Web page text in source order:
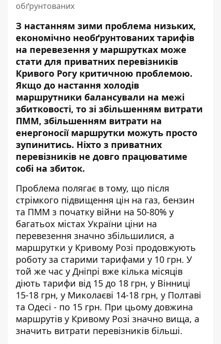
обґрунтованих
З настанням зими проблема низьких,
економічно необґрунтованих тарифів
на перевезення у маршрутках може
стати для приватних перевізників
Кривого Рогу критичною проблемою.
Якщо до настання холодів
маршрутники балансували на межі
збитковості, то зі збільшенням витрати
ПММ, збільшенням витрати на
енергоносії маршрутки можуть просто
зупинитись. Ніхто з приватних
перевізників не довго працюватиме
собі на збиток.
Проблема полягає в тому, що після
стрімкого підвищення цін на газ, бензин
та ПММ з початку війни на 50-80% у
багатьох містах України ціни на
перевезення значно збільшилися, а
маршрутки у Кривому Розі продовжують
роботу за старими тарифами у 10 грн. У
той же час у Дніпрі вже кілька місяців
діють тарифи від 15 до 18 грн, у Вінниці
15-18 грн, у Миколаєві 14-18 грн, у Полтаві
та Одесі - по 15 грн. При цьому довжина
маршрутів у Кривому Розі значно вища, а
значить витрати перевізників більші.